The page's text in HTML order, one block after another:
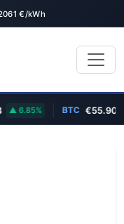
€/kWh
6.85% BTC